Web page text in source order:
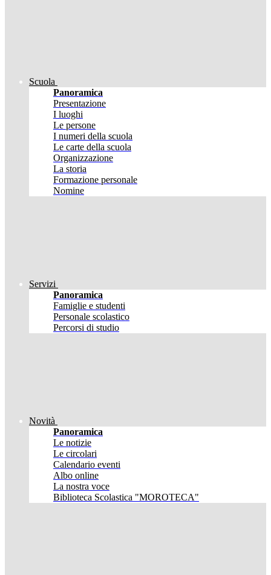
Scuola
Panoramica
Presentazione
I luoghi
Le persone
I numeri della scuola
Le carte della scuola
Organizzazione
La storia
Formazione personale
Nomine
Servizi
Panoramica
Famiglie e studenti
Personale scolastico
Percorsi di studio
Novità
Panoramica
Le notizie
Le circolari
Calendario eventi
Albo online
La nostra voce
Biblioteca Scolastica "MOROTECA"